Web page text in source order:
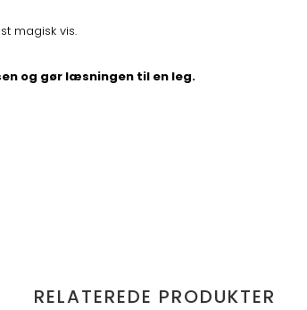
magisk vis.
og gør læsningen til en leg.
RELATEREDE PRODUKTER